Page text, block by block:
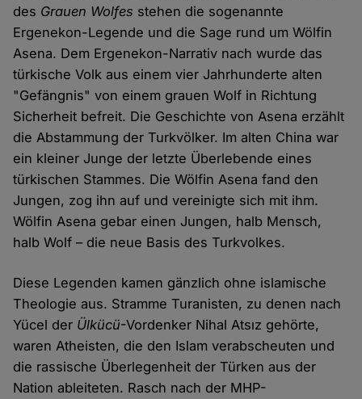
des Grauen Wolfes stehen die sogenannte
Ergenekon-Legende und die Sage rund um Wölfin
Asena. Dem Ergenekon-Narrativ nach wurde das
türkische Volk aus einem vier Jahrhunderte alten
"Gefängnis" von einem grauen Wolf in Richtung
Sicherheit befreit. Die Geschichte von Asena erzählt
die Abstammung der Turkvölker. Im alten China war
ein kleiner Junge der letzte Überlebende eines
türkischen Stammes. Die Wölfin Asena fand den
Jungen, zog ihn auf und vereinigte sich mit ihm.
Wölfin Asena gebar einen Jungen, halb Mensch,
halb Wolf – die neue Basis des Turkvolkes.
Diese Legenden kamen gänzlich ohne islamische
Theologie aus. Stramme Turanisten, zu denen nach
Yücel der Ülkücü-Vordenker Nihal Atsız gehörte,
waren Atheisten, die den Islam verabscheuten und
die rassische Überlegenheit der Türken aus der
Nation ableiteten. Rasch nach der MHP-